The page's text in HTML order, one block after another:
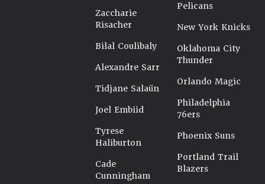
Zaccharie
Risacher
Bilal Coulibaly
Alexandre Sarr
Tidjane Salaün
Joel Embiid
Tyrese
Haliburton
Cade
Cunningham
Pelicans
New York Knicks
Oklahoma City
Thunder
Orlando Magic
Philadelphia
76ers
Phoenix Suns
Portland Trail
Blazers